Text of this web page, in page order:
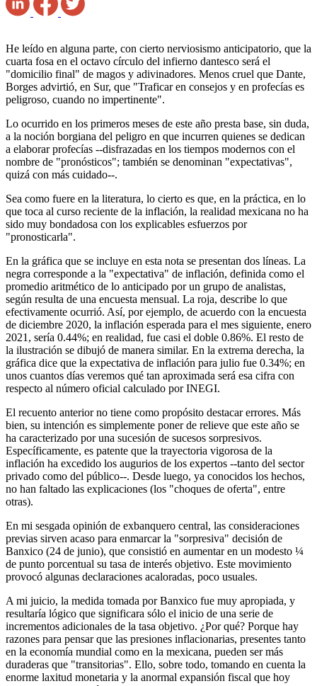
He leído en alguna parte, con cierto nerviosismo anticipatorio, que la
cuarta fosa en el octavo círculo del infierno dantesco será el
"domicilio final" de magos y adivinadores. Menos cruel que Dante,
Borges advirtió, en Sur, que "Traficar en consejos y en profecías es
peligroso, cuando no impertinente".
Lo ocurrido en los primeros meses de este año presta base, sin duda,
a la noción borgiana del peligro en que incurren quienes se dedican
a elaborar profecías --disfrazadas en los tiempos modernos con el
nombre de "pronósticos"; también se denominan "expectativas",
quizá con más cuidado--.
Sea como fuere en la literatura, lo cierto es que, en la práctica, en lo
que toca al curso reciente de la inflación, la realidad mexicana no ha
sido muy bondadosa con los explicables esfuerzos por
"pronosticarla".
En la gráfica que se incluye en esta nota se presentan dos líneas. La
negra corresponde a la "expectativa" de inflación, definida como el
promedio aritmético de lo anticipado por un grupo de analistas,
según resulta de una encuesta mensual. La roja, describe lo que
efectivamente ocurrió. Así, por ejemplo, de acuerdo con la encuesta
de diciembre 2020, la inflación esperada para el mes siguiente, enero
2021, sería 0.44%; en realidad, fue casi el doble 0.86%. El resto de
la ilustración se dibujó de manera similar. En la extrema derecha, la
gráfica dice que la expectativa de inflación para julio fue 0.34%; en
unos cuantos días veremos qué tan aproximada será esa cifra con
respecto al número oficial calculado por INEGI.
El recuento anterior no tiene como propósito destacar errores. Más
bien, su intención es simplemente poner de relieve que este año se
ha caracterizado por una sucesión de sucesos sorpresivos.
Específicamente, es patente que la trayectoria vigorosa de la
inflación ha excedido los augurios de los expertos --tanto del sector
privado como del público--. Desde luego, ya conocidos los hechos,
no han faltado las explicaciones (los "choques de oferta", entre
otras).
En mi sesgada opinión de exbanquero central, las consideraciones
previas sirven acaso para enmarcar la "sorpresiva" decisión de
Banxico (24 de junio), que consistió en aumentar en un modesto ¼
de punto porcentual su tasa de interés objetivo. Este movimiento
provocó algunas declaraciones acaloradas, poco usuales.
A mi juicio, la medida tomada por Banxico fue muy apropiada, y
resultaría lógico que significara sólo el inicio de una serie de
incrementos adicionales de la tasa objetivo. ¿Por qué? Porque hay
razones para pensar que las presiones inflacionarias, presentes tanto
en la economía mundial como en la mexicana, pueden ser más
duraderas que "transitorias". Ello, sobre todo, tomando en cuenta la
enorme laxitud monetaria y la anormal expansión fiscal que hoy